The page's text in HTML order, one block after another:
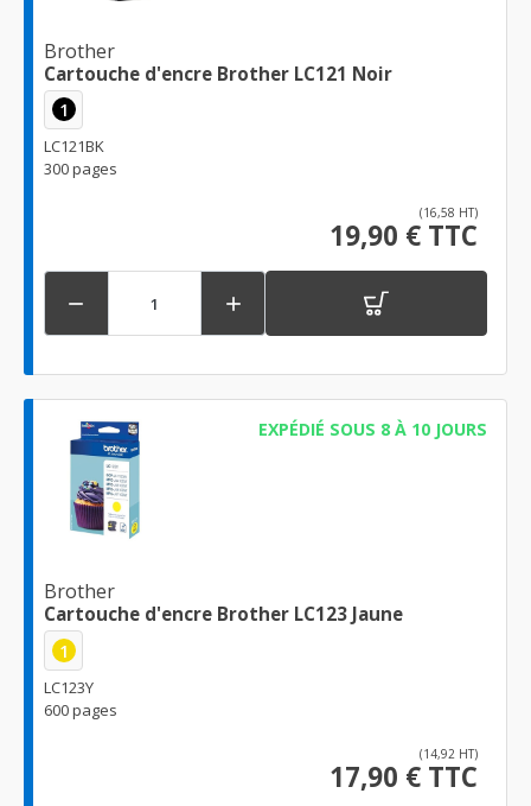
Brother
Cartouche d'encre Brother LC121 Noir
1
LC121BK
300 pages
(16,58 HT)
19,90 € TTC
 
EXPÉDIÉ SOUS 8 À 10 JOURS
Brother
Cartouche d'encre Brother LC123 Jaune
1
LC123Y
600 pages
(14,92 HT)
17,90 € TTC